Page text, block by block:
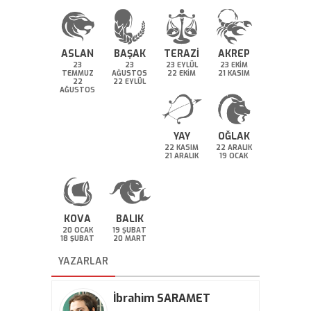
ASLAN
23
TEMMUZ
22
AĞUSTOS
BAŞAK
23
AĞUSTOS
22 EYLÜL
TERAZİ
23 EYLÜL
22 EKİM
AKREP
23 EKİM
21 KASIM
YAY
22 KASIM
21 ARALIK
OĞLAK
22 ARALIK
19 OCAK
KOVA
20 OCAK
18 ŞUBAT
BALIK
19 ŞUBAT
20 MART
YAZARLAR
İbrahim SARAMET